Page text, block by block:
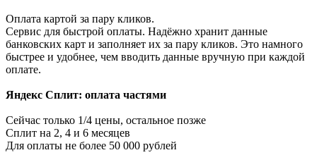
Оплата картой за пару кликов.
Сервис для быстрой оплаты. Надёжно хранит данные
банковских карт и заполняет их за пару кликов. Это намного
быстрее и удобнее, чем вводить данные вручную при каждой
оплате.
Яндекс Сплит: оплата частями
Cейчас только 1/4 цены, остальное позже
Сплит на 2, 4 и 6 месяцев
Для оплаты не более 50 000 рублей